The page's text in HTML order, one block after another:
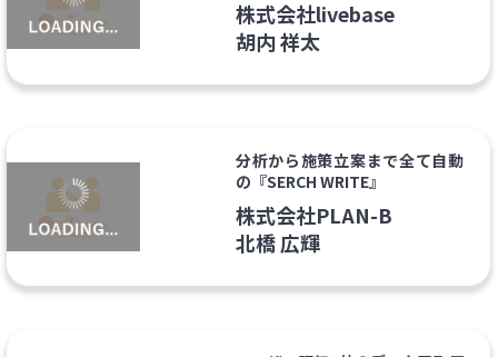
株式会社livebase
胡内 祥太
分析から施策立案まで全て自動
の『SERCH WRITE』
株式会社PLAN-B
北橋 広輝